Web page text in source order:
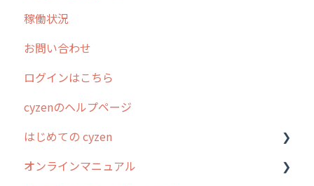
不動産
2026年のリリース情報
2025年のリリース情報
2024年のリリース情報
2023年のリリース情報
過去のリリース
2019年までのリリース情報
稼働状況
お問い合わせ
ログインはこちら
cyzenのヘルプページ
はじめての cyzen
0. はじめてのcyzenの使い方
オンラインマニュアル